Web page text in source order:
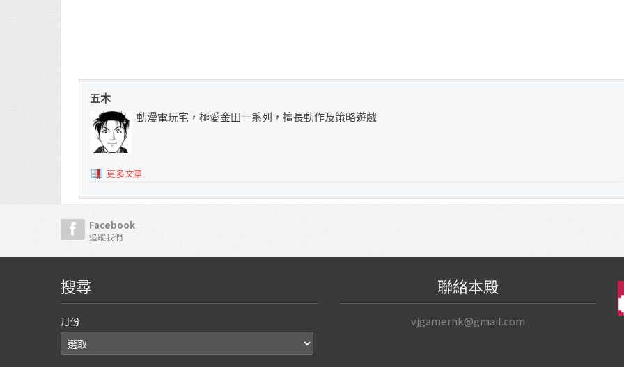
五木
動漫電玩宅，極愛金田一系列，擅長動作及策略遊戲
更多文章
Facebook
追蹤我們
搜尋
月份
聯絡本殿
vjgamerhk@gmail.com